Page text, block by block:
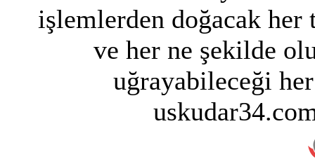
işlemlerden doğacak
ve her ne şekilde
uğrayabileceği